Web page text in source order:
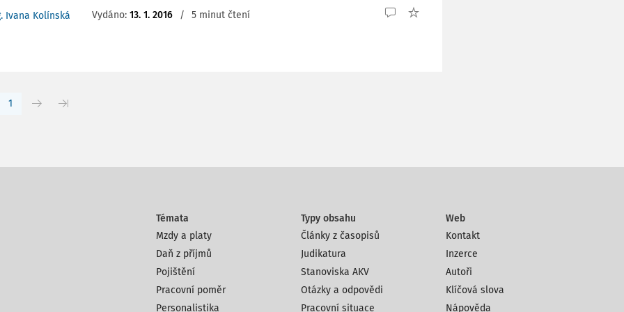
Ivana Kolínská Vydáno: 13. 1. 2016 / 5 minut čtení
1
Témata
Mzdy a platy
Daň z příjmů
Pojištění
Pracovní poměr
Personalistika
Typy obsahu
Články z časopisů
Judikatura
Stanoviska AKV
Otázky a odpovědi
Pracovní situace
Web
Kontakt
Inzerce
Autoři
Klíčová slova
Nápověda